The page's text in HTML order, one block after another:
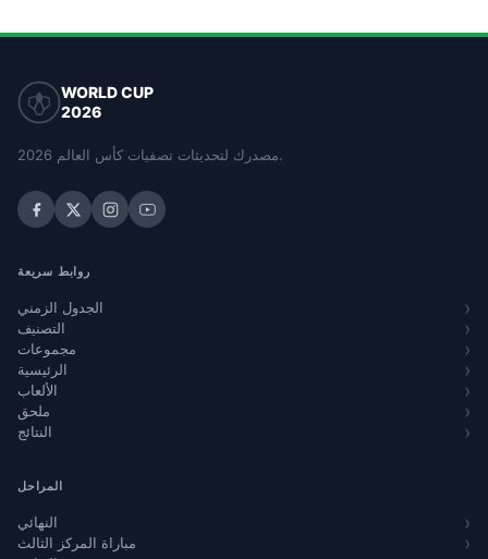
WORLD CUP
2026
مصدرك لتحديثات تصفيات كأس العالم 2026.
روابط سريعة
الجدول الزمني
التصنيف
مجموعات
الرئيسية
الألعاب
ملحق
النتائج
المراحل
النهائي
مباراة المركز الثالث